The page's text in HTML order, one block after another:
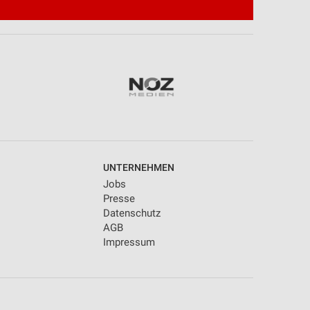
UNTERNEHMEN
Jobs
Presse
Datenschutz
AGB
Impressum